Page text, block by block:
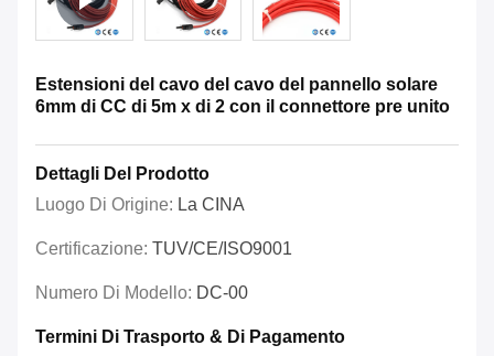
Estensioni del cavo del cavo del pannello solare
6mm di CC di 5m x di 2 con il connettore pre unito
Dettagli Del Prodotto
Luogo Di Origine: La CINA
Certificazione: TUV/CE/ISO9001
Numero Di Modello: DC-00
Termini Di Trasporto & Di Pagamento